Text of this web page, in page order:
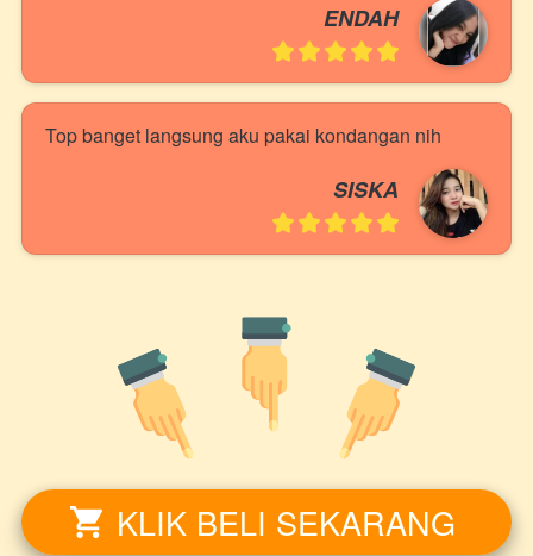
ENDAH
Top banget langsung aku pakai kondangan nih
SISKA
` KLIK BELI SEKARANG